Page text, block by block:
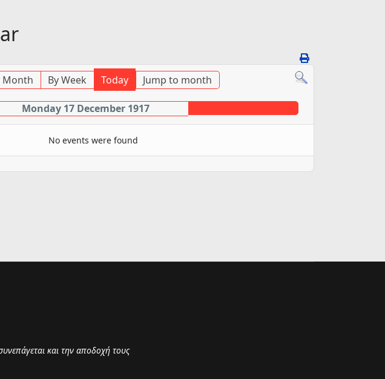
Month By Week Today Jump to month
Monday 17 December 1917
No events were found
και την αποδοχή τους